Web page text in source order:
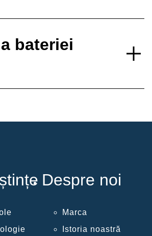
bateriei
Despre noi
Marca
Istoria noastră